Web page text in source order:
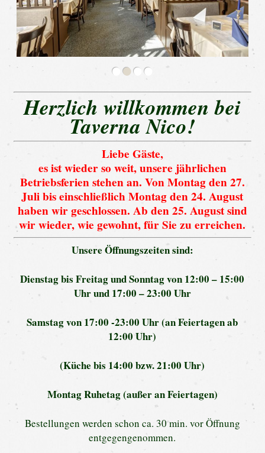
••••
Herzlich willkommen bei
Taverna Nico!
Liebe Gäste,
es ist wieder so weit, unsere jährlichen
Betriebsferien stehen an. Von Montag den 27.
Juli bis einschließlich Montag den 24. August
haben wir geschlossen. Ab den 25. August sind
wir wieder, wie gewohnt, für Sie zu erreichen.
Unsere Öffnungszeiten sind:
Dienstag bis Freitag und Sonntagvon 12:00 – 15:00
Uhr und 17:00 – 23:00 Uhr
Samstag von 17:00 -23:00 Uhr (an Feiertagen ab
12:00 Uhr)
(Küche bis 14:00 bzw. 21:00 Uhr)
Montag Ruhetag (außer an Feiertagen)
Bestellungen werden schon ca. 30 min. vor Öffnung
entgegengenommen.